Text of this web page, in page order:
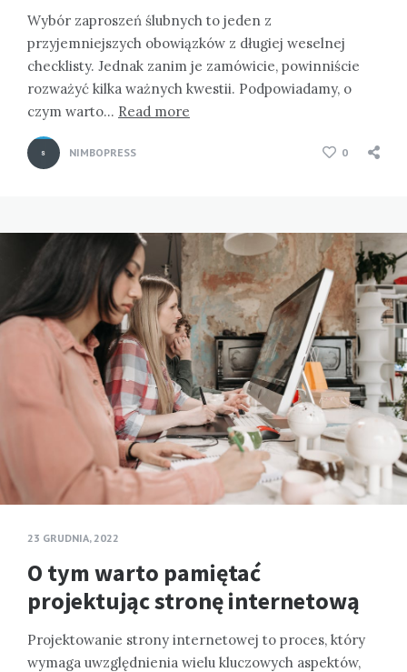
Wybór zaproszeń ślubnych to jeden z
przyjemniejszych obowiązków z długiej weselnej
checklisty. Jednak zanim je zamówicie, powinniście
rozważyć kilka ważnych kwestii. Podpowiadamy, o
czym warto… Read more
NIMBOPRESS 0
23 GRUDNIA, 2022
O tym warto pamiętać
projektując stronę internetową
Projektowanie strony internetowej to proces, który
wymaga uwzględnienia wielu kluczowych aspektów,